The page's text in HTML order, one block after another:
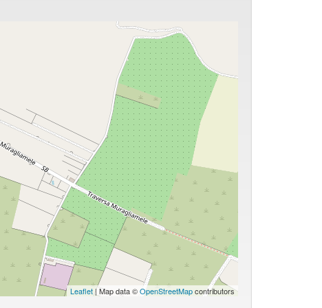
Leaflet| Map data ©OpenStreetMapcontributors